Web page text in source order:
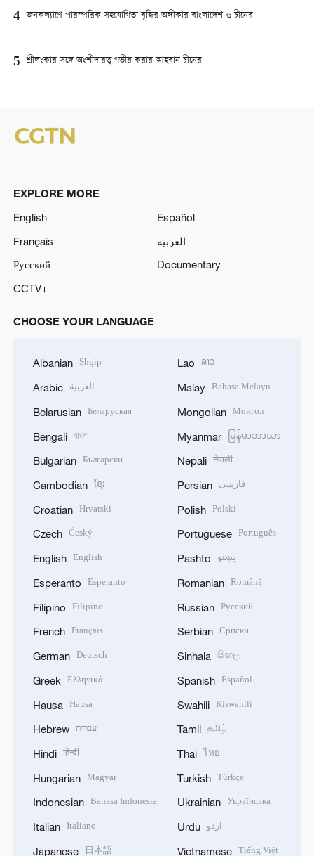
4 জনকল্যাণে পারস্পরিক সহযোগিতা বৃদ্ধির অঙ্গীকার বাংলাদেশ ও চীনের
5 শ্রীলংকার সঙ্গে অংশীদারত্ব গভীর করার আহবান চীনের
EXPLORE MORE
English
Español
Français
العربية
Русский
Documentary
CCTV+
CHOOSE YOUR LANGUAGE
Albanian Shqip
Arabic العربية
Belarusian Беларуская
Bengali বাংলা
Bulgarian Български
Cambodian ខ្មែរ
Croatian Hrvatski
Czech Český
English English
Esperanto Esperanto
Filipino Filipino
French Français
German Deutsch
Greek Ελληνικά
Hausa Hausa
Hebrew עברית
Hindi हिन्दी
Hungarian Magyar
Indonesian Bahasa Indonesia
Italian Italiano
Japanese 日本語
Lao ລາວ
Malay Bahasa Melayu
Mongolian Монгол
Myanmar မြန်မာဘာသာ
Nepali नेपाली
Persian فارسی
Polish Polski
Portuguese Português
Pashto پښتو
Romanian Română
Russian Русский
Serbian Српски
Sinhala සිංහල
Spanish Español
Swahili Kiswahili
Tamil தமிழ்
Thai ไทย
Turkish Türkçe
Ukrainian Українська
Urdu اردو
Vietnamese Tiếng Việt